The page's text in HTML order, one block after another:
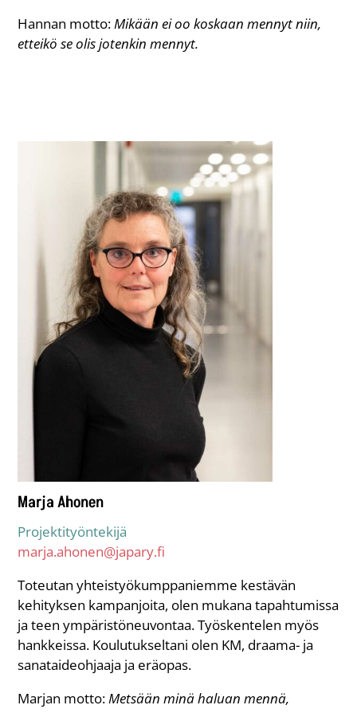
Hannan motto:Mikään ei oo koskaan mennyt niin,
etteikö se olis jotenkin mennyt.
Marja Ahonen
Projektityöntekijä
marja.ahonen@japary.fi
Toteutan yhteistyökumppaniemme kestävän
kehityksen kampanjoita, olen mukana tapahtumissa
ja teen ympäristöneuvontaa. Työskentelen myös
hankkeissa. Koulutukseltani olen KM, draama- ja
sanataideohjaaja ja eräopas.
Marjan motto:Metsään minä haluan mennä,